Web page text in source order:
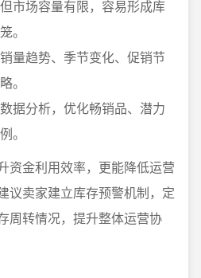
市场容量有限，容易形成库
。
量趋势、季节变化、促销节
。
据分析，优化畅销品、潜力
。
资金利用效率，更能降低运营
议卖家建立库存预警机制，定
周转情况，提升整体运营协